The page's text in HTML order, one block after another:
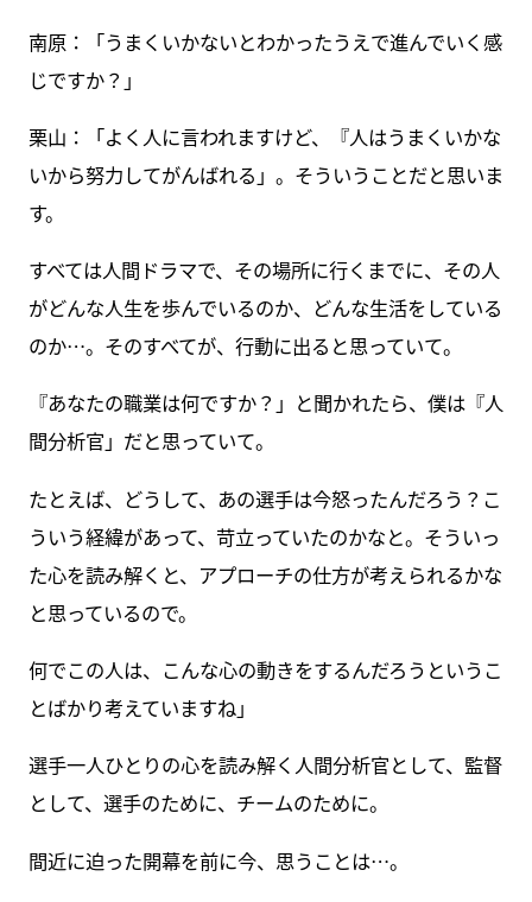
南原：「うまくいかないとわかったうえで進んでいく感
じですか？」
栗山：「よく人に言われますけど、『人はうまくいかな
いから努力してがんばれる」。そういうことだと思いま
す。
すべては人間ドラマで、その場所に行くまでに、その人
がどんな人生を歩んでいるのか、どんな生活をしている
のか…。そのすべてが、行動に出ると思っていて。
『あなたの職業は何ですか？」と聞かれたら、僕は『人
間分析官」だと思っていて。
たとえば、どうして、あの選手は今怒ったんだろう？こ
ういう経緯があって、苛立っていたのかなと。そういっ
た心を読み解くと、アプローチの仕方が考えられるかな
と思っているので。
何でこの人は、こんな心の動きをするんだろうというこ
とばかり考えていますね」
選手一人ひとりの心を読み解く人間分析官として、監督
として、選手のために、チームのために。
間近に迫った開幕を前に今、思うことは…。